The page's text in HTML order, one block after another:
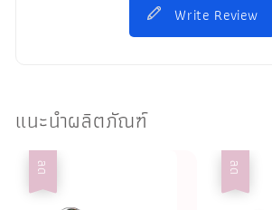
Write Review
แนะนำผลิตภัณฑ์
ลด ลด